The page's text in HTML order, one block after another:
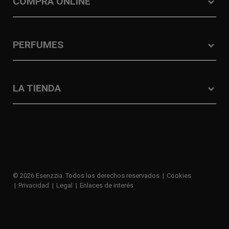
PERFUMES
LA TIENDA
© 2026 Esenzzia. Todos los derechos reservados
Cookies
Privacidad
Legal Enlaces de interés